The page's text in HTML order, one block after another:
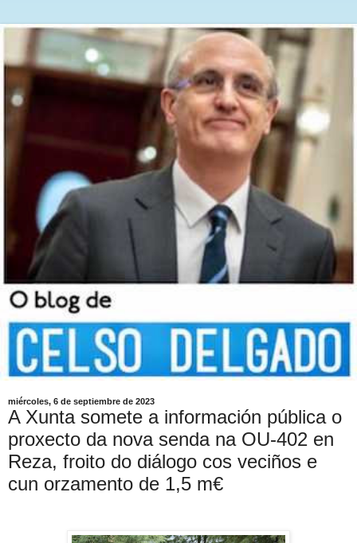
miércoles, 6 de septiembre de 2023
A Xunta somete a información pública o
proxecto da nova senda na OU-402 en
Reza, froito do diálogo cos veciños e
cun orzamento de 1,5 m€